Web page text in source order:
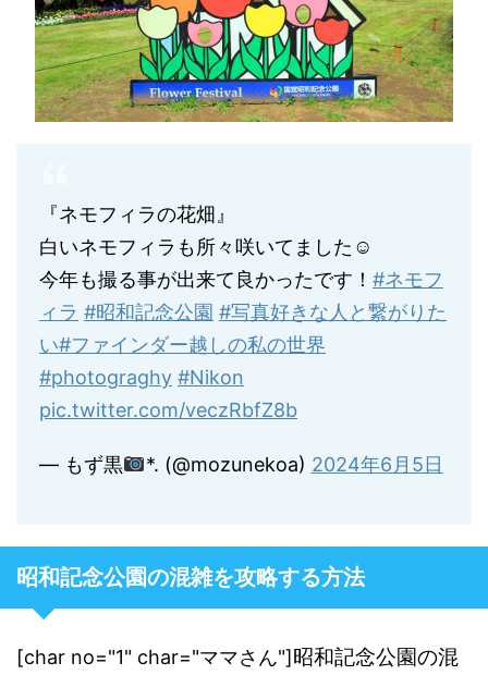
『ネモフィラの花畑』
白いネモフィラも所々咲いてました☺︎
今年も撮る事が出来て良かったです！ #ネモフ
ィラ #昭和記念公園 #写真好きな人と繋がりた
い#ファインダー越しの私の世界
#photograghy #Nikon
pic.twitter.com/veczRbfZ8b
— もず黒 *. (@mozunekoa) 2024年6月5日
昭和記念公園の混雑を攻略する方法
[char no="1" char="ママさん"]昭和記念公園の混